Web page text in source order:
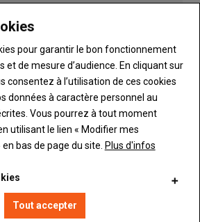
Machinisme.
pour garantir le bon fonctionnement
et de mesure d’audience. En cliquant sur
consentez à l’utilisation de ces cookies
données à caractère personnel au
Vous pourrez à tout moment
utilisant le lien « Modifier mes
bas de page du site. Plus d'infos
Tout accepter